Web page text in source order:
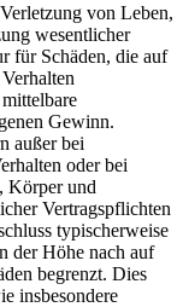
von Leben,
wesentlicher
für Schäden, die auf
Gewinn.
außer bei
oder bei
Körper und
Vertragspflichten
typischerweise
der Höhe nach auf
begrenzt. Dies
insbesondere